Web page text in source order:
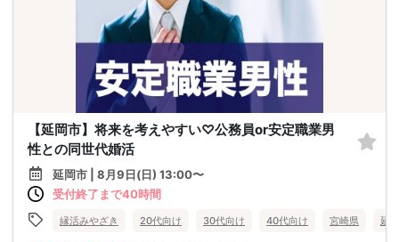
【延岡市】将来を考えやすい♡公務員or安定職業男
性との同世代婚活
延岡市 | 8月9日(日) 13:00〜
受付終了まで40時間
縁活みやざき 20代向け 30代向け 40代向け 宮崎県 延